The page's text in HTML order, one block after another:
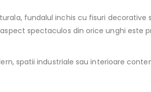
fundalul inchis cu fisuri decorative
spectaculos din orice unghi este
spatii industriale sau interioare